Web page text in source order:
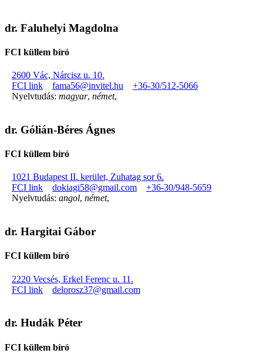
dr. Faluhelyi Magdolna
FCI küllem bíró
2600 Vác, Nárcisz u. 10.
FCI link
fama56@invitel.hu
+36-30/512-5066
Nyelvtudás: magyar, német,
dr. Gólián-Béres Ágnes
FCI küllem bíró
1021 Budapest II. kerület, Zuhatag sor 6.
FCI link
dokiagi58@gmail.com
+36-30/948-5659
Nyelvtudás: angol, német,
dr. Hargitai Gábor
FCI küllem bíró
2220 Vecsés, Erkel Ferenc u. 11.
FCI link
delorosz37@gmail.com
dr. Hudák Péter
FCI küllem bíró